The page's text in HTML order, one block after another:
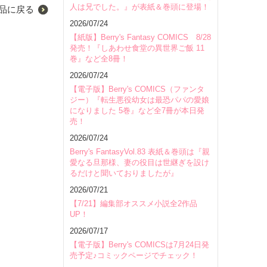
に戻る
人は兄でした。』が表紙＆巻頭に登場！
2026/07/24
【紙版】Berry's Fantasy COMICS 8/28
発売！『しあわせ食堂の異世界ご飯 11
巻』など全8冊！
2026/07/24
【電子版】Berry's COMICS（ファンタ
ジー）『転生悪役幼女は最恐パパの愛娘
になりました 5巻』など全7冊が本日発
売！
2026/07/24
Berry's FantasyVol.83 表紙＆巻頭は『親
愛なる旦那様、妻の役目は世継ぎを設け
るだけと聞いておりましたが』
2026/07/21
【7/21】編集部オススメ小説全2作品
UP！
2026/07/17
【電子版】Berry's COMICSは7月24日発
売予定♪コミックページでチェック！